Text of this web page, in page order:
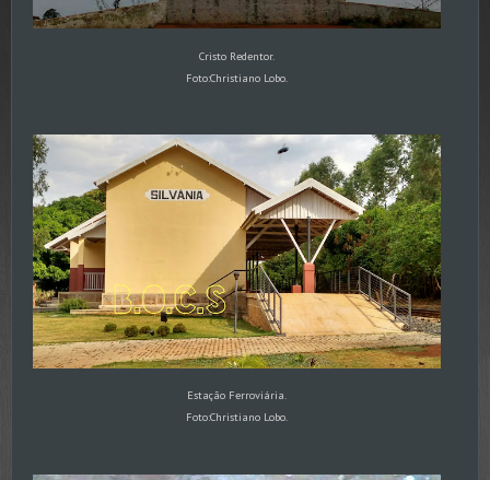
Cristo Redentor.
Foto:Christiano Lobo.
Estação Ferroviária.
Foto:Christiano Lobo.